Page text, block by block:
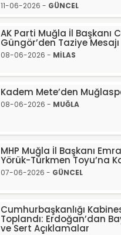
11-06-2026 - GÜNCEL
AK Parti Muğla İl Başkanı
Güngör’den Taziye Mesajı
08-06-2026 - MİLAS
Kadem Mete’den
08-06-2026 - MUĞLA
MHP Muğla İl Başkanı
Yörük-Türkmen Toyu’na
07-06-2026 - GÜNCEL
Cumhurbaşkanlığı
Toplandı: Erdoğan’dan
ve Sert Açıklamalar